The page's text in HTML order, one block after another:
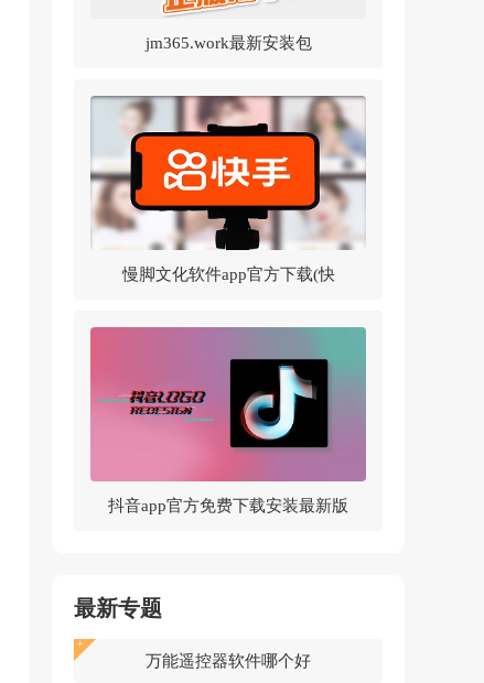
jm365.work最新安装包
v1.8.2(JMComic2)v1.8.2 官方正版
慢脚文化软件app官方下载(快
手)v14.0.30.46307 官方版
抖音app官方免费下载安装最新版
最新专题
万能遥控器软件哪个好